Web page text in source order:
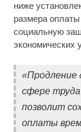
ниже
размера
социальную
экономических
«Продление
сфере
позволит
оплаты